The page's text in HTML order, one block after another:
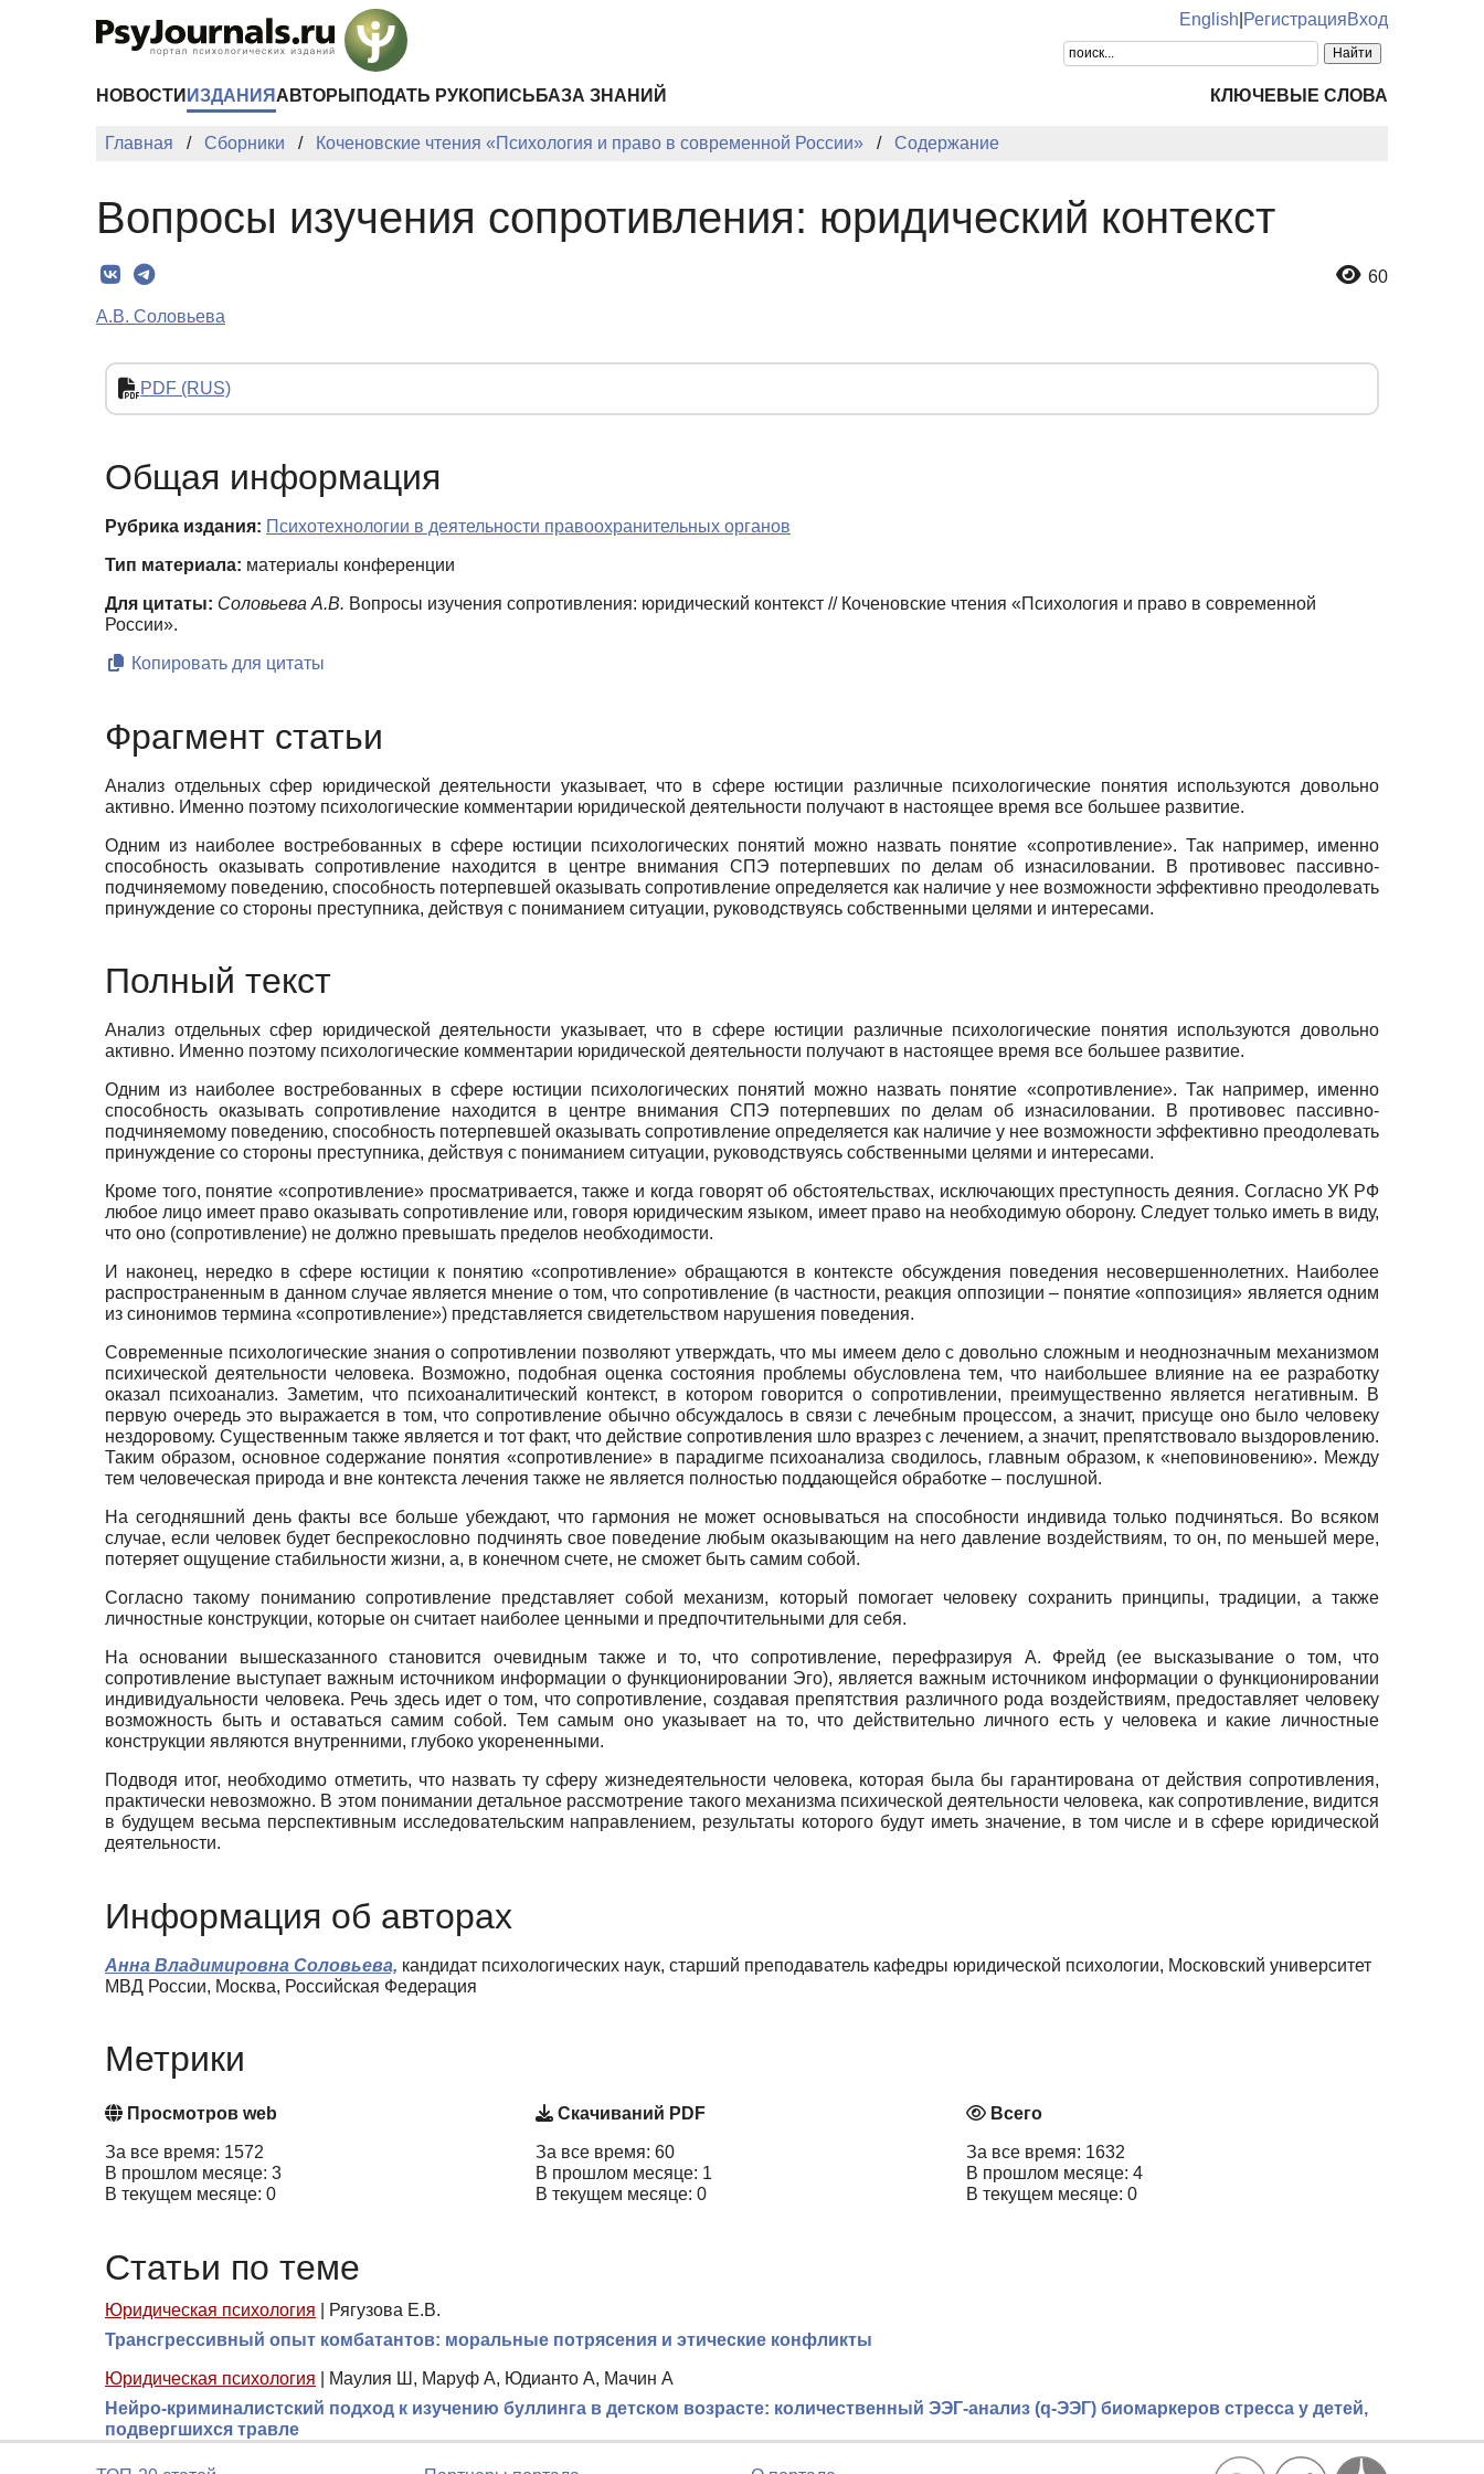
English РегистрацияВход
НОВОСТИ ИЗДАНИЯ АВТОРЫ ПОДАТЬ РУКОПИСЬ БАЗА ЗНАНИЙ КЛЮЧЕВЫЕ СЛОВА
Главная Сборники Коченовские чтения «Психология и право в современной России» Содержание
Вопросы изучения сопротивления: юридический контекст
60
А.В. Соловьева
PDF (RUS)
Общая информация
Рубрика издания: Психотехнологии в деятельности правоохранительных органов
Тип материала: материалы конференции
Для цитаты: Соловьева А.В. Вопросы изучения сопротивления: юридический контекст // Коченовские чтения «Психология и право в современной
России».
Копировать для цитаты
Фрагмент статьи
Анализ отдельных сфер юридической деятельности указывает, что в сфере юстиции различные психологические понятия используются довольно
активно. Именно поэтому психологические комментарии юридической деятельности получают в настоящее время все большее развитие.
Одним из наиболее востребованных в сфере юстиции психологических понятий можно назвать понятие «сопротивление». Так например, именно
способность оказывать сопротивление находится в центре внимания СПЭ потерпевших по делам об изнасиловании. В противовес пассивно-
подчиняемому поведению, способность потерпевшей оказывать сопротивление определяется как наличие у нее возможности эффективно преодолевать
принуждение со стороны преступника, действуя с пониманием ситуации, руководствуясь собственными целями и интересами.
Полный текст
Анализ отдельных сфер юридической деятельности указывает, что в сфере юстиции различные психологические понятия используются довольно
активно. Именно поэтому психологические комментарии юридической деятельности получают в настоящее время все большее развитие.
Одним из наиболее востребованных в сфере юстиции психологических понятий можно назвать понятие «сопротивление». Так например, именно
способность оказывать сопротивление находится в центре внимания СПЭ потерпевших по делам об изнасиловании. В противовес пассивно-
подчиняемому поведению, способность потерпевшей оказывать сопротивление определяется как наличие у нее возможности эффективно преодолевать
принуждение со стороны преступника, действуя с пониманием ситуации, руководствуясь собственными целями и интересами.
Кроме того, понятие «сопротивление» просматривается, также и когда говорят об обстоятельствах, исключающих преступность деяния. Согласно УК РФ
любое лицо имеет право оказывать сопротивление или, говоря юридическим языком, имеет право на необходимую оборону. Следует только иметь в виду,
что оно (сопротивление) не должно превышать пределов необходимости.
И наконец, нередко в сфере юстиции к понятию «сопротивление» обращаются в контексте обсуждения поведения несовершеннолетних. Наиболее
распространенным в данном случае является мнение о том, что сопротивление (в частности, реакция оппозиции – понятие «оппозиция» является одним
из синонимов термина «сопротивление») представляется свидетельством нарушения поведения.
Современные психологические знания о сопротивлении позволяют утверждать, что мы имеем дело с довольно сложным и неоднозначным механизмом
психической деятельности человека. Возможно, подобная оценка состояния проблемы обусловлена тем, что наибольшее влияние на ее разработку
оказал психоанализ. Заметим, что психоаналитический контекст, в котором говорится о сопротивлении, преимущественно является негативным. В
первую очередь это выражается в том, что сопротивление обычно обсуждалось в связи с лечебным процессом, а значит, присуще оно было человеку
нездоровому. Существенным также является и тот факт, что действие сопротивления шло вразрез с лечением, а значит, препятствовало выздоровлению.
Таким образом, основное содержание понятия «сопротивление» в парадигме психоанализа сводилось, главным образом, к «неповиновению». Между
тем человеческая природа и вне контекста лечения также не является полностью поддающейся обработке – послушной.
На сегодняшний день факты все больше убеждают, что гармония не может основываться на способности индивида только подчиняться. Во всяком
случае, если человек будет беспрекословно подчинять свое поведение любым оказывающим на него давление воздействиям, то он, по меньшей мере,
потеряет ощущение стабильности жизни, а, в конечном счете, не сможет быть самим собой.
Согласно такому пониманию сопротивление представляет собой механизм, который помогает человеку сохранить принципы, традиции, а также
личностные конструкции, которые он считает наиболее ценными и предпочтительными для себя.
На основании вышесказанного становится очевидным также и то, что сопротивление, перефразируя А. Фрейд (ее высказывание о том, что
сопротивление выступает важным источником информации о функционировании Эго), является важным источником информации о функционировании
индивидуальности человека. Речь здесь идет о том, что сопротивление, создавая препятствия различного рода воздействиям, предоставляет человеку
возможность быть и оставаться самим собой. Тем самым оно указывает на то, что действительно личного есть у человека и какие личностные
конструкции являются внутренними, глубоко укорененными.
Подводя итог, необходимо отметить, что назвать ту сферу жизнедеятельности человека, которая была бы гарантирована от действия сопротивления,
практически невозможно. В этом понимании детальное рассмотрение такого механизма психической деятельности человека, как сопротивление, видится
в будущем весьма перспективным исследовательским направлением, результаты которого будут иметь значение, в том числе и в сфере юридической
деятельности.
Информация об авторах
Анна Владимировна Соловьева, кандидат психологических наук, старший преподаватель кафедры юридической психологии, Московский университет
МВД России, Москва, Российская Федерация
Метрики
Просмотров web
За все время: 1572
В прошлом месяце: 3
В текущем месяце: 0
Скачиваний PDF
За все время: 60
В прошлом месяце: 1
В текущем месяце: 0
Всего
За все время: 1632
В прошлом месяце: 4
В текущем месяце: 0
Статьи по теме
Юридическая психология
Рягузова Е.В.
Трансгрессивный опыт комбатантов: моральные потрясения и этические конфликты
Юридическая психология
Маулия Ш, Маруф А, Юдианто А, Мачин А
Нейро-криминалистский подход к изучению буллинга в детском возрасте: количественный ЭЭГ-анализ (q-ЭЭГ) биомаркеров стресса у детей,
подвергшихся травле